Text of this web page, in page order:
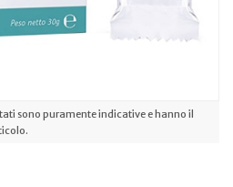
sono puramente indicative e hanno il